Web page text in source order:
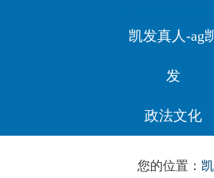
凯发真人-ag
发
政法文化
您的位置：